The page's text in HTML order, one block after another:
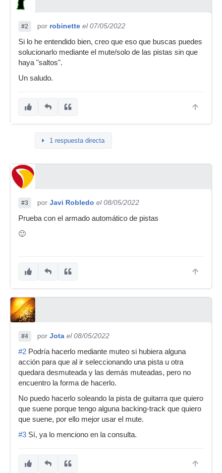
#2 por robinette el 07/05/2022
Si lo he entendido bien, creo que eso que buscas puedes
solucionarlo mediante el mute/solo de las pistas sin que
haya "saltos".
Un saludo.
1 respuesta directa
#3 por Javi Robledo el 08/05/2022
Prueba con el armado automático de pistas
🙂
#4 por Jota el 08/05/2022
#2 Podría hacerlo mediante muteo si hubiera alguna
acción para que al ir seleccionando una pista u otra
quedara desmuteada y las demás muteadas, pero no
encuentro la forma de hacerlo.
No puedo hacerlo soleando la pista de guitarra que quiero
que suene porque tengo alguna backing-track que quiero
que suene, por ello mejor usar el mute.
#3 Sí, ya lo menciono en la consulta.